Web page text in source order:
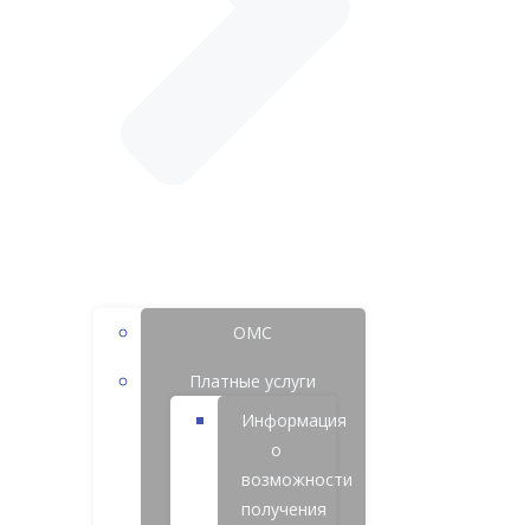
ОМС
Платные услуги
Информация
о
возможности
получения